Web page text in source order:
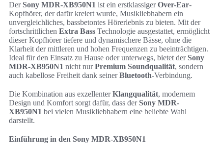
DerSony MDR-XB950N1 ist ein erstklassigerOver-Ear-
Kopfhörer, der dafür kreiert wurde, Musikliebhabern ein
unvergleichliches, bassbetontes Hörerlebnis zu bieten. Mit der
fortschrittlichen Extra Bass Technologie ausgestattet, ermöglicht
dieser Kopfhörer tiefere und dynamischere Bässe, ohne die
Klarheit der mittleren und hohen Frequenzen zu beeinträchtigen.
Ideal für den Einsatz zu Hause oder unterwegs, bietet derSony
MDR-XB950N1 nicht nurPremium Soundqualität, sondern
auch kabellose Freiheit dank seinerBluetooth-Verbindung.
Die Kombination aus exzellenterKlangqualität, modernem
Design und Komfort sorgt dafür, dass derSony MDR-
XB950N1 bei vielen Musikliebhabern eine beliebte Wahl
darstellt.
Einführung in den Sony MDR-XB950N1